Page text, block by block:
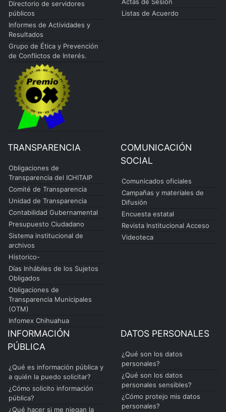
Directorio de servidores
públicos
Informes de Actividades y
Resultados
Grupo de Ética y Prevención
de Conflictos de Interés.
Listas de Acuerdo
TRANSPARENCIA
Obligaciones de
Transparencia del ICHITAIP
Comité de Transparencia
Unidad de Transparencia
Contabilidad Gubernamental
Presupuesto Ciudadano
Sistema institucional de
archivos
Historico-
Días Inhábiles de los Sujetos
Obligados
Obligaciones de
Transparencia Municipales
(OTM)
Infomex Chihuahua
COMUNICACIÓN
SOCIAL
Comunicados oficiales
Campañas y materiales de
Difusión
Encuesta estatal
Revista Institucional Acceso
Videoteca
INFORMACIÓN
PÚBLICA
¿Qué es información pública y
a quién la puedo solicitar?
¿Cómo solicito información
pública?
¿Qué hacer si me niegan la
DATOS PERSONALES
¿Qué son los datos
personales?
¿Qué son los datos
personales sensibles?
¿Cómo protejo mis datos
personales?